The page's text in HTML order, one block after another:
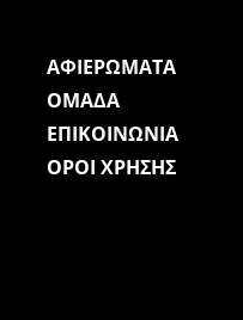
ΑΦΙΕΡΩΜΑΤΑ
ΟΜΑΔΑ
ΕΠΙΚΟΙΝΩΝΙΑ
ΟΡΟΙ ΧΡΗΣΗΣ